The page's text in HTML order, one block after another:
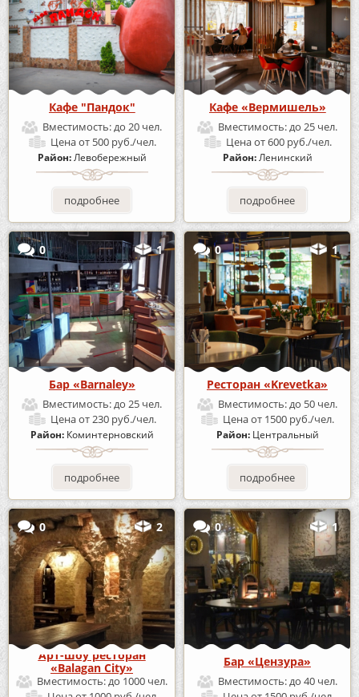
Кафе "Пандок"
Вместимость:до 20 чел.
Ценаот 500 руб./чел.
Район:Левобережный
подробнее
Кафе «Вермишель»
Вместимость:до 25 чел.
Ценаот 600 руб./чел.
Район:Ленинский
подробнее
0 1
Бар «Barnaley»
Вместимость:до 25 чел.
Ценаот 230 руб./чел.
Район: Коминтерновский
подробнее
0 1
Ресторан «Krevetka»
Вместимость:до 50 чел.
Ценаот 1500 руб./чел.
Район: Центральный
подробнее
0 2
Арт-шоу ресторан
«Balagan City»
Вместимость:до 1000 чел.
0 1
Бар «Цензура»
Вместимость:до 40 чел.